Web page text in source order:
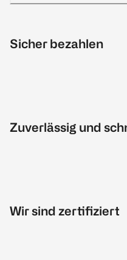
Sicher bezahlen
Zuverlässig und
Wir sind zertifiziert